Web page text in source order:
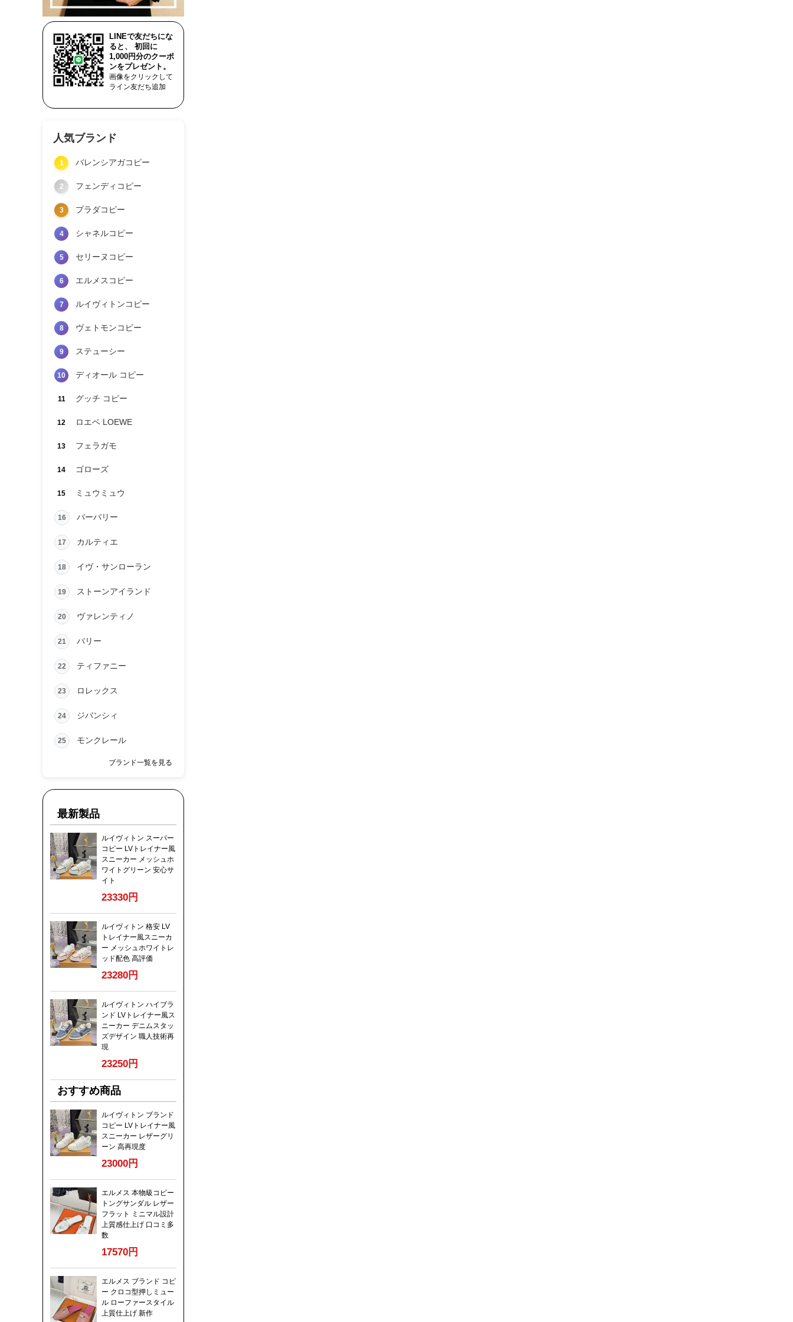
LINEで友だちにな
ると、 初回に
1,000円分のクーポ
ンをプレゼント。
画像をクリックして
ライン友だち追加
人気ブランド
1 バレンシアガコピー
2 フェンディコピー
3 プラダコピー
4 シャネルコピー
5 セリーヌコピー
6 エルメスコピー
7 ルイヴィトンコピー
8 ヴェトモンコピー
9 ステューシー
10 ディオール コピー
11 グッチ コピー
12 ロエベ LOEWE
13 フェラガモ
14 ゴローズ
15 ミュウミュウ
16 バーバリー
17 カルティエ
18 イヴ・サンローラン
19 ストーンアイランド
20 ヴァレンティノ
21 バリー
22 ティファニー
23 ロレックス
24 ジバンシィ
25 モンクレール
ブランド一覧を見る
最新製品
ルイヴィトン スーパー
コピー LVトレイナー風
スニーカー メッシュホ
ワイトグリーン 安心サ
イト
23330円
ルイヴィトン 格安 LV
トレイナー風スニーカ
ー メッシュホワイトレ
ッド配色 高評価
23280円
ルイヴィトン ハイブラ
ンド LVトレイナー風ス
ニーカー デニムスタッ
ズデザイン 職人技術再
現
23250円
おすすめ商品
ルイヴィトン ブランド
コピー LVトレイナー風
スニーカー レザーグリ
ーン 高再現度
23000円
エルメス 本物級コピー
トングサンダル レザー
フラット ミニマル設計
上質感仕上げ 口コミ多
数
17570円
エルメス ブランド コピ
ー クロコ型押しミュー
ル ローファースタイル
上質仕上げ 新作